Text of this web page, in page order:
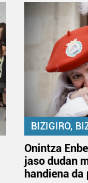
BIZIGIRO,
Onintza
jaso dudan
handiena